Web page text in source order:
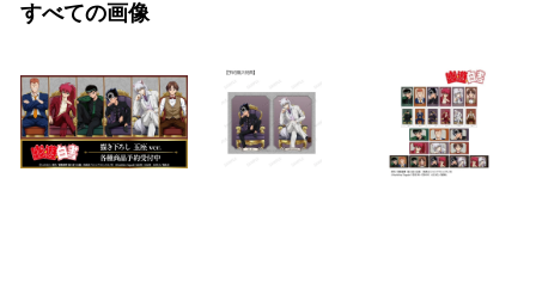
すべての画像